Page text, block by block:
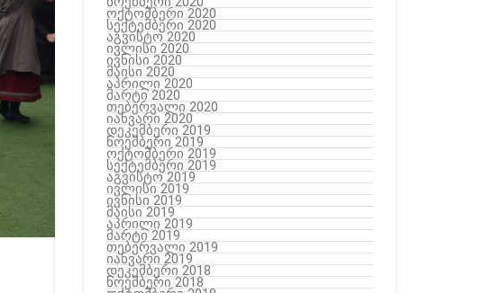
ოქტომბერი 2020
სექტემბერი 2020
აგვისტო 2020
ივლისი 2020
ივნისი 2020
მაისი 2020
აპრილი 2020
მარტი 2020
თებერვალი 2020
იანვარი 2020
დეკემბერი 2019
ნოემბერი 2019
ოქტომბერი 2019
სექტემბერი 2019
აგვისტო 2019
ივლისი 2019
ივნისი 2019
მაისი 2019
აპრილი 2019
მარტი 2019
თებერვალი 2019
იანვარი 2019
დეკემბერი 2018
ნოემბერი 2018